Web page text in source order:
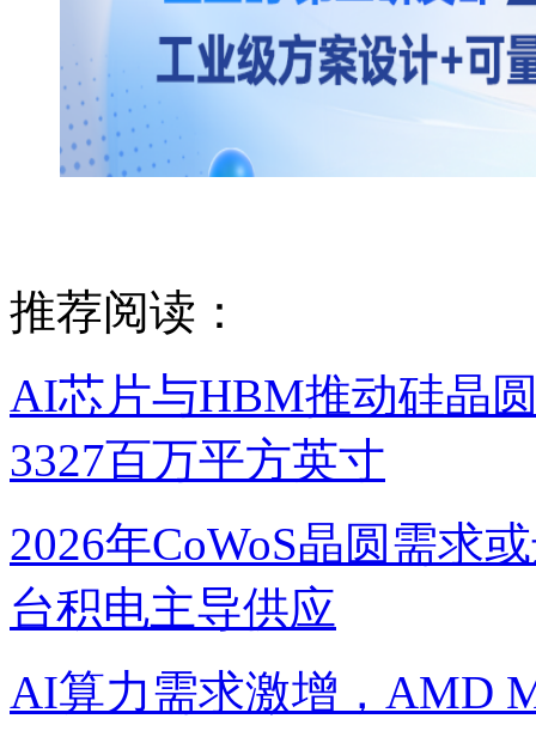
推荐阅读：
AI芯片与HBM推动硅晶
3327百万平方英寸
2026年CoWoS晶圆需求
台积电主导供应
AI算力需求激增，AMD